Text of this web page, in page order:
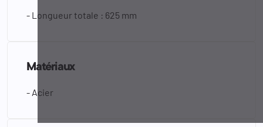
- Longueur totale : 625 mm
Matériaux
- Acier